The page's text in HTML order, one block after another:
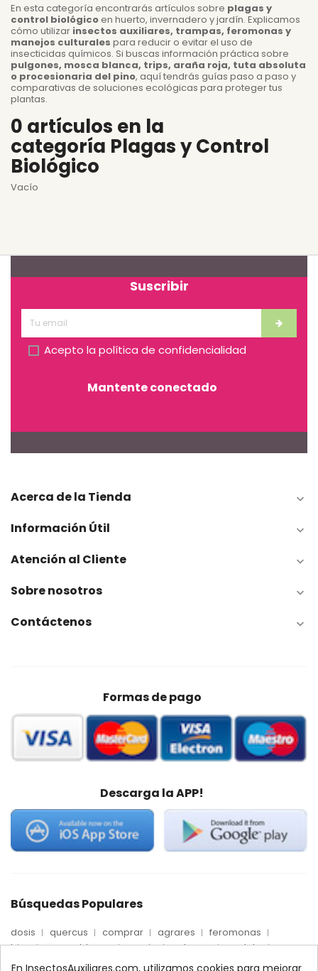
En esta categoría encontrarás artículos sobre plagas y
control biológico en huerto, invernadero y jardín. Explicamos
cómo utilizar insectos auxiliares, trampas, feromonas y
manejos culturales para reducir o evitar el uso de
insecticidas químicos. Si buscas información práctica sobre
pulgones, mosca blanca, trips, araña roja, tuta absoluta
o procesionaria del pino, aquí tendrás guías paso a paso y
comparativas de soluciones ecológicas para proteger tus
plantas.
0 artículos en la
categoría Plagas y Control
Biológico
Vacío
Suscribir
Acepto la política de confidencialidad
Mantente conectado
Acerca de la Tienda 
Información Útil 
Atención al Cliente 
Sobre nosotros 
Contáctenos 
Formas de pago
Descarga la APP!
Búsquedas Populares
dosis quercus comprar agrares
feromonas
trips
mosca blanca precio palmera
quelato
Econex
control amblyseius araña roja